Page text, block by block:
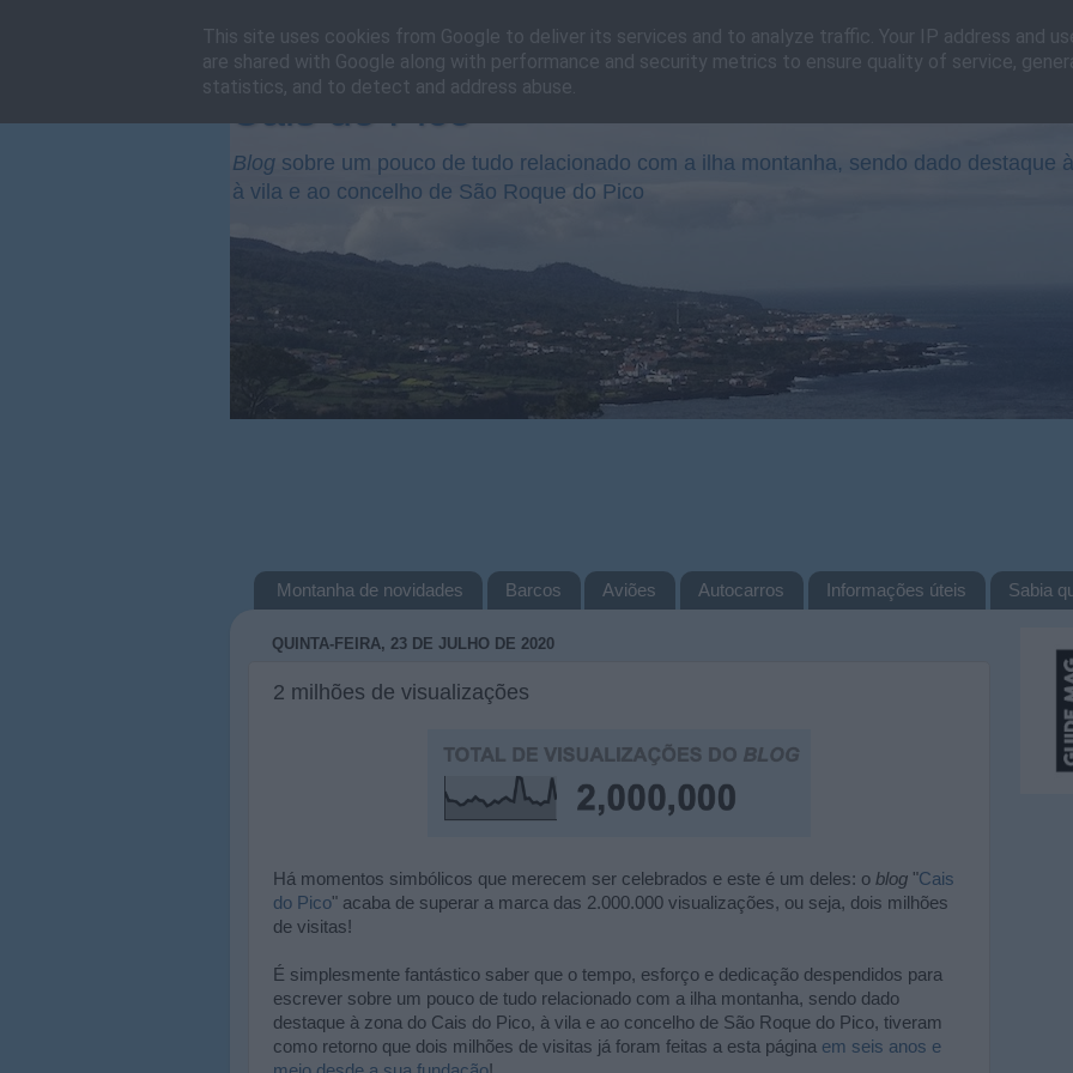
Cais do Pico
Blog sobre um pouco de tudo relacionado com a ilha montanha, sendo dado destaque
à vila e ao concelho de São Roque do Pico
Montanha de novidades Barcos Aviões Autocarros Informações úteis Sabia
QUINTA-FEIRA, 23 DE JULHO DE 2020
2 milhões de visualizações
Há momentos simbólicos que merecem ser celebrados e este é um deles: o blog "Cais
do Pico" acaba de superar a marca das 2.000.000 visualizações, ou seja, dois milhões
de visitas!
É simplesmente fantástico saber que o tempo, esforço e dedicação despendidos para
escrever sobre um pouco de tudo relacionado com a ilha montanha, sendo dado
destaque à zona do Cais do Pico, à vila e ao concelho de São Roque do Pico, tiveram
como retorno que dois milhões de visitas já foram feitas a esta página em seis anos e
This site uses cookies from Google to deliver its services and to analyze traffic. Your IP address and
are shared with Google along with performance and security metrics to ensure quality of service,
statistics, and to detect and address abuse.